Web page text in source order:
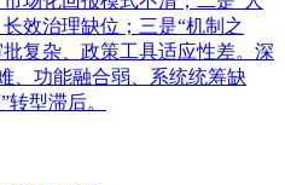
效治理缺位；三是“机制之
复杂、政策工具适应性差。深
、功能融合弱、系统统筹缺
转型滞后。